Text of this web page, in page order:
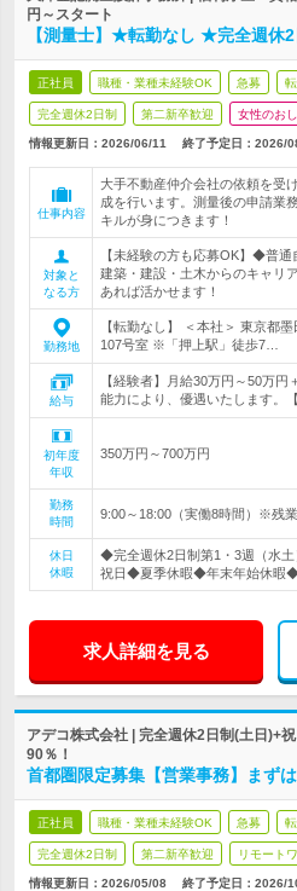
円～スタート
【測量士】★転勤なし ★完全週休
正社員 職種・業種未経験OK 急募
完全週休2日制 第二新卒歓迎 女性のお
情報更新日：2026/06/11 終了予定日： 2026/
仕事内容
大手不動産仲介会社の依頼を受
成を行います。測量後の申請業
キルが身につきます！
対象と
なる方
【未経験の方も応募OK】◆普
建築・建設・土木からのキャリ
あれば活かせます！
勤務地
【転勤なし】 ＜本社＞ 東京都
107号室 ※「押上駅」徒歩7…
給与
【経験者】月給30万円～50万
能力により、優遇いたします。
初年度
年収
350万円～700万円
勤務
時間
9:00～18:00（実働8時間）※残
休日
休暇
◆完全週休2日制第1・3週（水
祝日◆夏季休暇◆年末年始休暇
求人詳細を見る
アデコ株式会社 | 完全週休2日制(土日)+
90％！
首都圏限定募集【営業事務】まず
正社員 職種・業種未経験OK 急募
完全週休2日制 第二新卒歓迎 リモート
情報更新日：2026/05/08 終了予定日： 2026/